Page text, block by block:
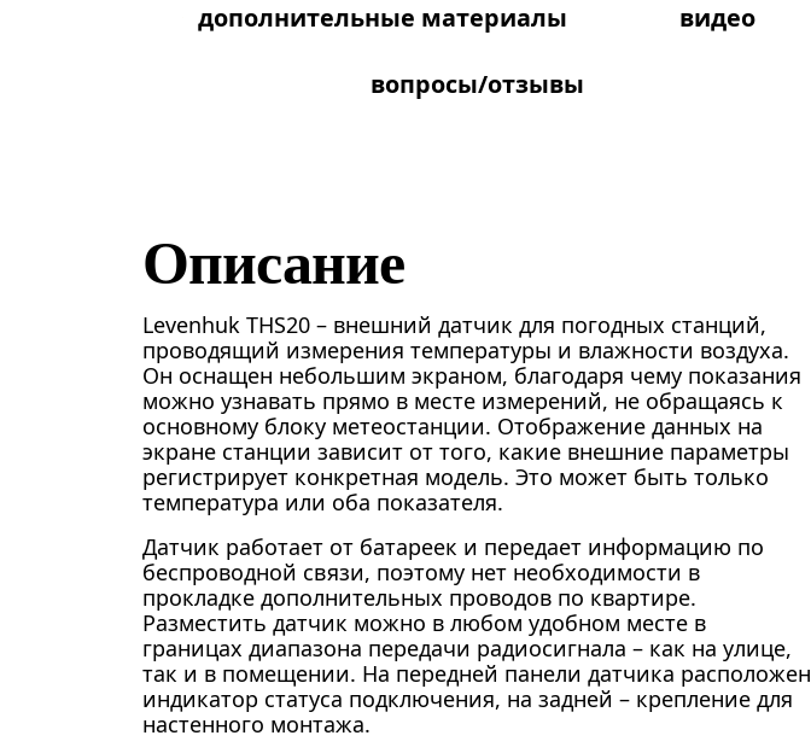
дополнительные материалы видео
вопросы/отзывы
Описание
Levenhuk THS20 – внешний датчик для погодных станций,
проводящий измерения температуры и влажности воздуха.
Он оснащен небольшим экраном, благодаря чему показания
можно узнавать прямо в месте измерений, не обращаясь к
основному блоку метеостанции. Отображение данных на
экране станции зависит от того, какие внешние параметры
регистрирует конкретная модель. Это может быть только
температура или оба показателя.
Датчик работает от батареек и передает информацию по
беспроводной связи, поэтому нет необходимости в
прокладке дополнительных проводов по квартире.
Разместить датчик можно в любом удобном месте в
границах диапазона передачи радиосигнала – как на улице,
так и в помещении. На передней панели датчика расположен
индикатор статуса подключения, на задней – крепление для
настенного монтажа.